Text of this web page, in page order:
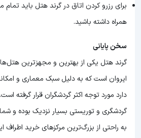
برای رزرو کردن اتاق در گرند هتل باید تمام
همراه داشته باشید.
سخن پایانی
ایروان است که به دلیل سبک معماری و
دارد مورد توجه اکثر گردشگران قرار گرفته
گردشگری و توریستی بسیار نزدیک بوده و
به راحتی از بزرگ‌ترین مرکزهای خرید